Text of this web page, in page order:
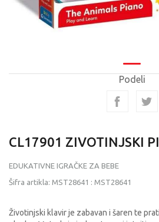
Podeli
CL17901 ZIVOTINJSKI
EDUKATIVNE IGRAČKE ZA BEBE
Šifra artikla: MST28641 : MST28641
Životinjski klavir je zabavan i šaren te